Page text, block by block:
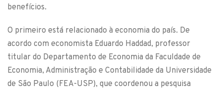
benefícios.
O primeiro está relacionado à economia do país. De
acordo com economista Eduardo Haddad, professor
titular do Departamento de Economia da Faculdade de
Economia, Administração e Contabilidade da Universidade
de São Paulo (FEA-USP), que coordenou a pesquisa